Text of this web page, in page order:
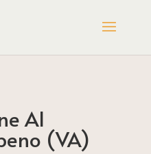
Al
(VA)